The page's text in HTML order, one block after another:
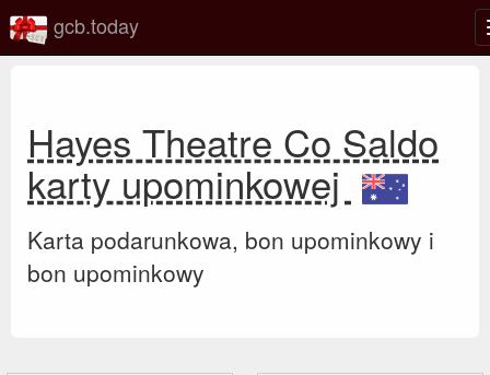
gcb.today
Hayes Theatre Co Saldo
karty upominkowej
Karta podarunkowa, bon upominkowy i
bon upominkowy